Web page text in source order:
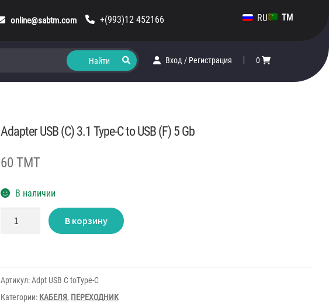
online@sabtm.com +(993)12 452166 RU TM
Вход / Регистрация 0
Adapter USB (C) 3.1 Type-C to USB (F) 5 Gb
60 TMT
В наличии
Количество
товара
C
to
USB
В корзину
Артикул:Adpt USB C toType-C
Категории: КАБЕЛЯ, ПЕРЕХОДНИК